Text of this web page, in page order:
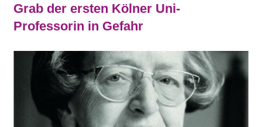
Grab der ersten Kölner Uni-
Professorin in Gefahr